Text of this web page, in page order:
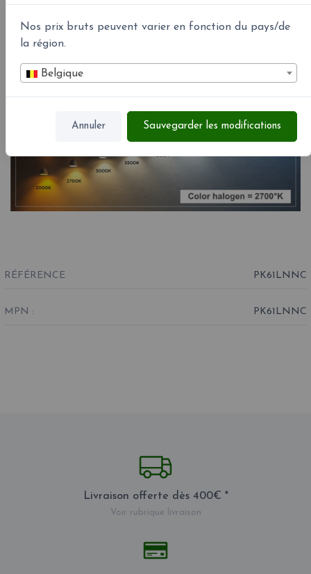
Nos prix bruts peuvent varier en fonction du pays/de
la région.
Belgique
Annuler Sauvegarder les modifications
Couleurs led °K
RÉFÉRENCE PK61LNNC
MPN : PK61LNNC
Livraison offerte dès 400€ *
Voir rubrique livraison